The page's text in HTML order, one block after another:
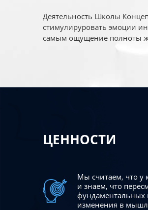
Деятельность Школы
стимулируровать эмоции
самым ощущение полноты
ЦЕННОСТИ
Мы считаем, что у
и знаем, что
фундаментальных
изменения в